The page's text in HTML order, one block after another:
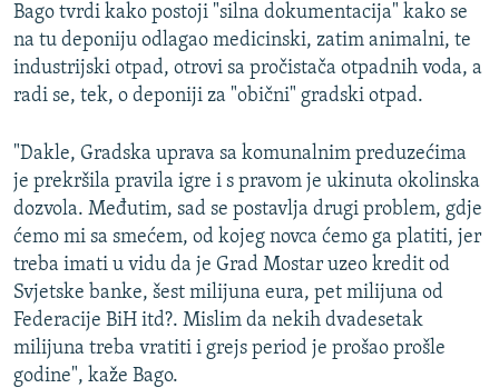
Bago tvrdi kako postoji "silna dokumentacija" kako se
na tu deponiju odlagao medicinski, zatim animalni, te
industrijski otpad, otrovi sa pročistača otpadnih voda, a
radi se, tek, o deponiji za "obični" gradski otpad.
"Dakle, Gradska uprava sa komunalnim preduzećima
je prekršila pravila igre i s pravom je ukinuta okolinska
dozvola. Međutim, sad se postavlja drugi problem, gdje
ćemo mi sa smećem, od kojeg novca ćemo ga platiti, jer
treba imati u vidu da je Grad Mostar uzeo kredit od
Svjetske banke, šest milijuna eura, pet milijuna od
Federacije BiH itd?. Mislim da nekih dvadesetak
milijuna treba vratiti i grejs period je prošao prošle
godine", kaže Bago.